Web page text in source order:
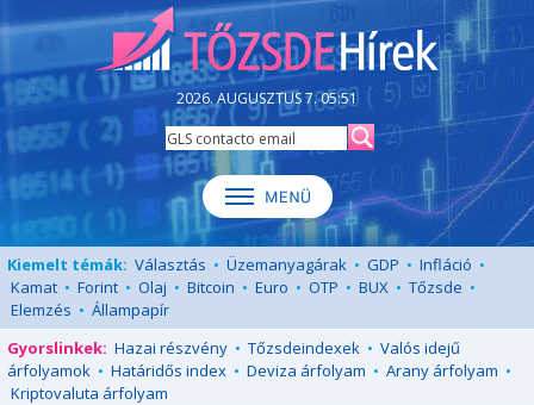
2026. AUGUSZTUS 7. 05:51
Kiemelt témák: Választás • Üzemanyagárak • GDP • Infláció •
Kamat • Forint • Olaj • Bitcoin • Euro • OTP • BUX • Tőzsde •
Elemzés • Állampapír
Gyorslinkek: Hazai részvény • Tőzsdeindexek • Valós idejű
árfolyamok • Határidős index • Deviza árfolyam • Arany árfolyam •
Kriptovaluta árfolyam